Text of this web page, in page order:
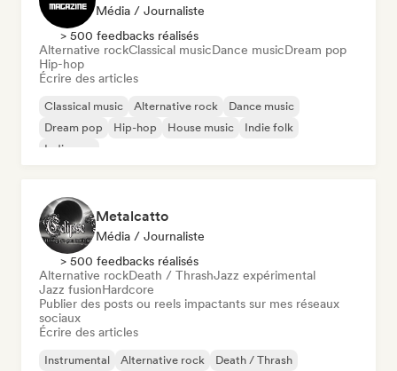
Média / Journaliste
> 500 feedbacks réalisés
Alternative rockClassical musicDance musicDream pop
Hip-hop
Écrire des articles
Classical music Alternative rock
Dance music
Dream pop
Hip-hop House music
Indie folk
Indie pop
Metalcatto
Média / Journaliste
> 500 feedbacks réalisés
Alternative rockDeath / ThrashJazz expérimental
Jazz fusionHardcore
Publier des posts ou reels impactants sur mes réseaux
sociaux
Écrire des articles
Instrumental Alternative rock Death / Thrash